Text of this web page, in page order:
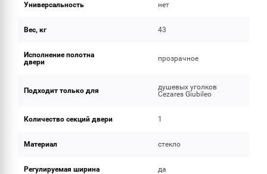
Универсальность нет
Вес, кг 43
Исполнение полотна
двери
прозрачное
Подходит только для
душевых уголков
Cezares Giubileo
Количество секций двери 1
Материал стекло
Регулируемая ширина да